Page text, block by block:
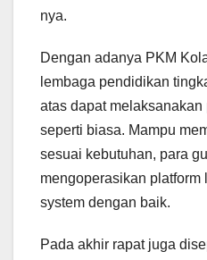
nya.
Dengan adanya PKM
lembaga pendidikan
atas dapat
seperti biasa. Mampu
sesuai kebutuhan, para
mengoperasikan platform
system dengan baik.
Pada akhir rapat juga